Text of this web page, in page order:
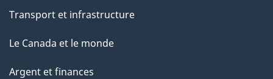
g
Transport et infrastructure
Le Canada et le monde
Argent et finances